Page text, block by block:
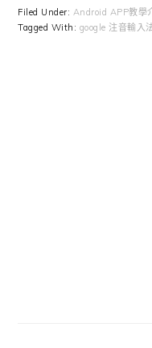
Filed Under: Android APP教學
Tagged With: google 注音輸入